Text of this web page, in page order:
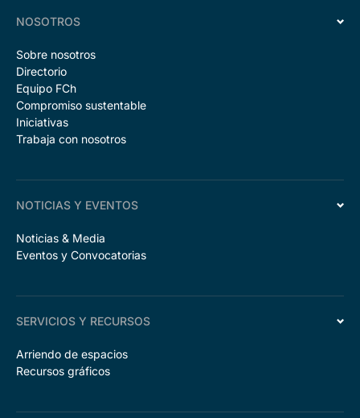
NOSOTROS
Sobre nosotros
Directorio
Equipo FCh
Compromiso sustentable
Iniciativas
Trabaja con nosotros
NOTICIAS Y EVENTOS
Noticias & Media
Eventos y Convocatorias
SERVICIOS Y RECURSOS
Arriendo de espacios
Recursos gráficos